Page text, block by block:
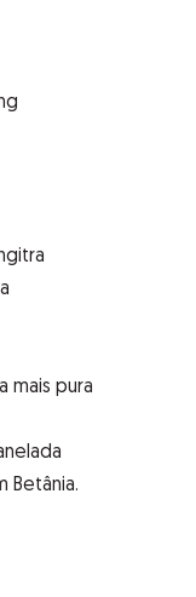
mais pura
Betânia.